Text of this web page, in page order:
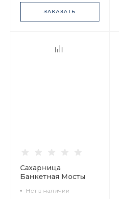
ЗАКАЗАТЬ
Сахарница
Банкетная Мосты
арт. 80.62846.00.1
Нет в наличии